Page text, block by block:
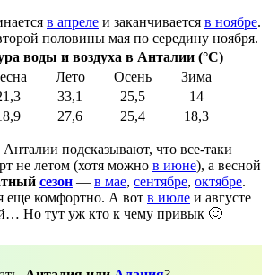
в апреле и заканчивается в ноябре.
половины мая по середину ноября.
воды и воздуха в Анталии (°C)
Лето Осень
Зима
33,1 25,5
14
27,6 25,4 18,3
подсказывают, что все-таки
не летом (хотя можно в июне), а весной
сезон — в мае, сентябре, октябре.
еще комфортно. А вот в июле и августе
Но тут уж кто к чему привык 🙂